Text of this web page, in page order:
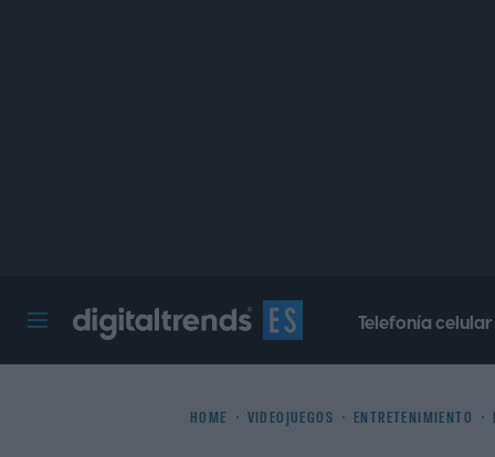
Telefonía celular
HOME VIDEOJUEGOS ENTRETENIMIENTO